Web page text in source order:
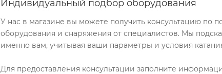
Индивидуальный подбор оборудования
У нас в магазине вы можете получить консультацию по
оборудования и снаряжения от специалистов. Мы
именно вам, учитывая ваши параметры и условия
Для предоставления консультации заполните